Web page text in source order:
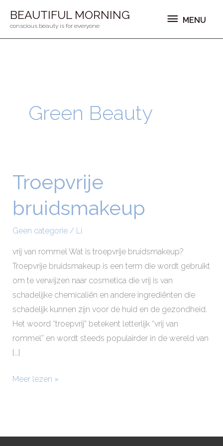
naarBEAUTIFUL MORNING
conscious beauty is for everyone
MENU
MENU
Green Beauty
Troepvrije
bruidsmakeup
Geen categorie/ Li
vrij van rommel Wat is troepvrije bruidsmakeup?
Troepvrije bruidsmakeup is een term die wordt gebruikt
om te verwijzen naar cosmetica die vrij is van
schadelijke chemicaliën en andere ingrediënten die
schadelijk kunnen zijn voor de huid en de gezondheid.
Het woord “troepvrij” betekent letterlijk “vrij van
rommel” en wordt steeds populairder in de wereld van
[…]
Troepvrije
bruidsmakeup
Meer lezen »